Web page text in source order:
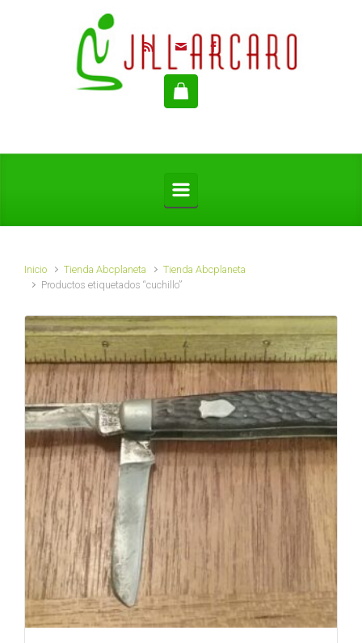
Saltar al contenido principal
Inicio Tienda Abcplaneta
Tienda Abcplaneta
Productos etiquetados “cuchillo”